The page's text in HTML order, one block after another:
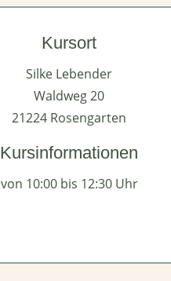
Kursort
Silke Lebender
Waldweg 20
21224 Rosengarten
Kursinformationen
von 10:00 bis 12:30 Uhr